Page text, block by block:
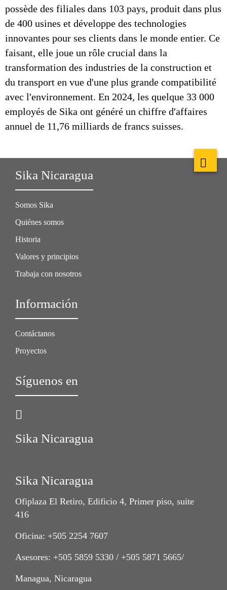
possède des filiales dans 103 pays, produit dans plus
de 400 usines et développe des technologies
innovantes pour ses clients dans le monde entier. Ce
faisant, elle joue un rôle crucial dans la
transformation des industries de la construction et
du transport en vue d'une plus grande compatibilité
avec l'environnement. En 2024, les quelque 33 000
employés de Sika ont généré un chiffre d'affaires
annuel de 11,76 milliards de francs suisses.
Sika Nicaragua
Somos Sika
Quiénes somos
Historia
Valores y principios
Trabaja con nosotros
Información
Contáctanos
Proyectos
Síguenos en
Sika Nicaragua
Sika Nicaragua
Ofiplaza El Retiro, Edificio 4, Primer piso, suite
416
Oficina: +505 2254 7607
Asesores: +505 5859 5330 / +505 5871 5665/
Managua, Nicaragua